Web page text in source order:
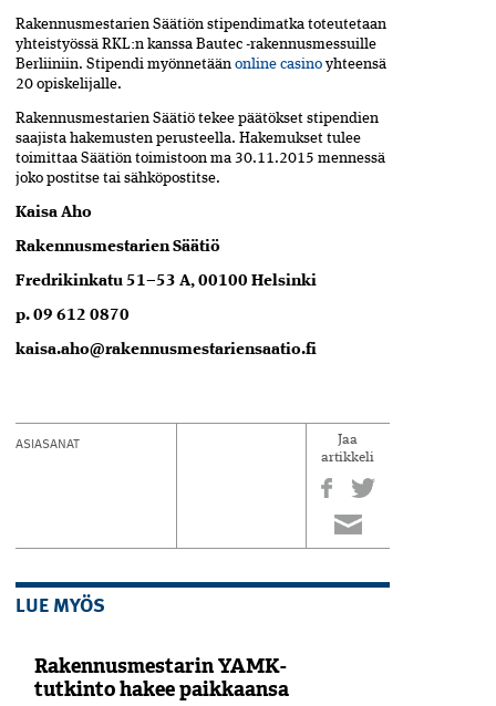
Rakennusmestarien Säätiön stipendimatka toteutetaan
yhteistyössä RKL:n kanssa Bautec -rakennusmessuille
Berliiniin. Stipendi myönnetään online casino yhteensä
20 opiskelijalle.
Rakennusmestarien Säätiö tekee päätökset stipendien
saajista hakemusten perusteella. Hakemukset tulee
toimittaa Säätiön toimistoon ma 30.11.2015 mennessä
joko postitse tai sähköpostitse.
Kaisa Aho
Rakennusmestarien Säätiö
Fredrikinkatu 51–53 A, 00100 Helsinki
p. 09 612 0870
kaisa.aho@rakennusmestariensaatio.fi
ASIASANAT
Jaa
artikkeli
LUE MYÖS
Rakennusmestarin YAMK-
tutkinto hakee paikkaansa